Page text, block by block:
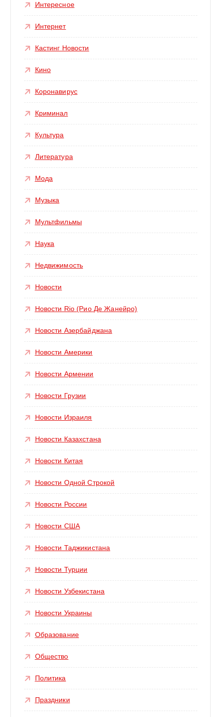
Интересное
Интернет
Кастинг Новости
Кино
Коронавирус
Криминал
Культура
Литература
Мода
Музыка
Мультфильмы
Наука
Недвижимость
Новости
Новости Rio (Рио Де Жанейро)
Новости Азербайджана
Новости Америки
Новости Армении
Новости Грузии
Новости Израиля
Новости Казахстана
Новости Китая
Новости Одной Строкой
Новости России
Новости США
Новости Таджикистана
Новости Турции
Новости Узбекистана
Новости Украины
Образование
Общество
Политика
Праздники